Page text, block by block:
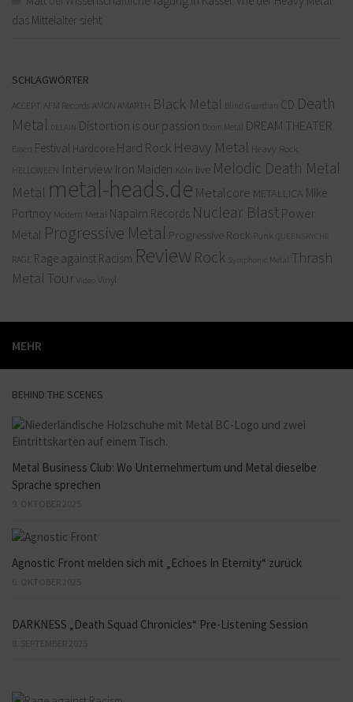
das Mittelalter sieht
SCHLAGWÖRTER
ACCEPT AFM Records AMON AMARTH Black Metal Blind Guardian CD Death
Metal
DELAIN Distortion is our passion Doom Metal DREAM THEATER
Essen Festival Hardcore Hard Rock Heavy Metal Heavy Rock
HELLOWEEN Interview Iron Maiden Köln live Melodic Death Metal
Metal metal-heads.de Metalcore METALLICA MIke
Portnoy Modern Metal Napalm Records Nuclear Blast Power
Metal Progressive Metal Progressive Rock Punk QUEENSRYCHE
RAGE Rage against Racism Review Rock Symphonic Metal
Thrash
Metal Tour Video Vinyl
MEHR
BEHIND THE SCENES
Metal Business Club: Wo Unternehmertum und Metal dieselbe
Sprache sprechen
Agnostic Front melden sich mit „Echoes In Eternity“ zurück
DARKNESS „Death Squad Chronicles“ Pre-Listening Session